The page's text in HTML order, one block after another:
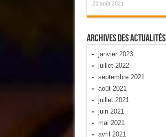
22 août 2021
Archives Des Actualités
janvier 2023
juillet 2022
septembre 2021
août 2021
juillet 2021
juin 2021
mai 2021
avril 2021